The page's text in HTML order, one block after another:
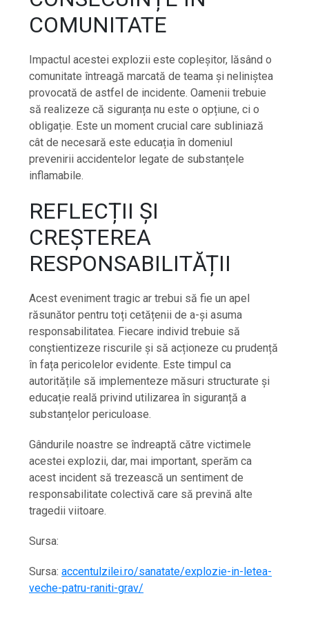
COMUNITATE
Impactul acestei explozii este copleșitor, lăsând o
comunitate întreagă marcată de teama și neliniștea
provocată de astfel de incidente. Oamenii trebuie
să realizeze că siguranța nu este o opțiune, ci o
obligație. Este un moment crucial care subliniază
cât de necesară este educația în domeniul
prevenirii accidentelor legate de substanțele
inflamabile.
REFLECȚII ȘI
CREȘTEREA
RESPONSABILITĂȚII
Acest eveniment tragic ar trebui să fie un apel
răsunător pentru toți cetățenii de a-și asuma
responsabilitatea. Fiecare individ trebuie să
conștientizeze riscurile și să acționeze cu prudență
în fața pericolelor evidente. Este timpul ca
autoritățile să implementeze măsuri structurate și
educație reală privind utilizarea în siguranță a
substanțelor periculoase.
Gândurile noastre se îndreaptă către victimele
acestei explozii, dar, mai important, sperăm ca
acest incident să trezească un sentiment de
responsabilitate colectivă care să prevină alte
tragedii viitoare.
Sursa:
Sursa:accentulzilei.ro/sanatate/explozie-in-letea-
veche-patru-raniti-grav/